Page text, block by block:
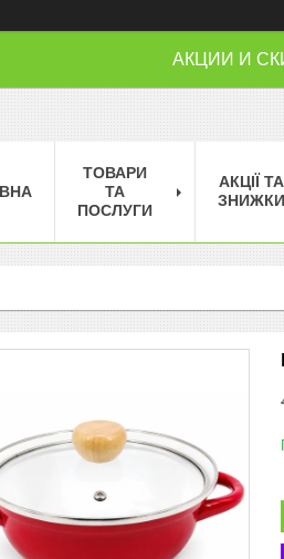
АКЦИИ И
ТОВАРИ
ТА
ПОСЛУГИ
АКЦІЇ ТА
ЗНИЖКИ